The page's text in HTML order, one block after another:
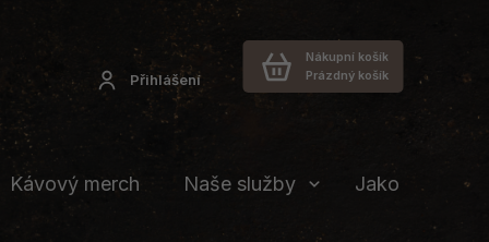
Přihlášení
Nákupní košík
Prázdný košík
Kávový merch Naše služby Jakou vybrat